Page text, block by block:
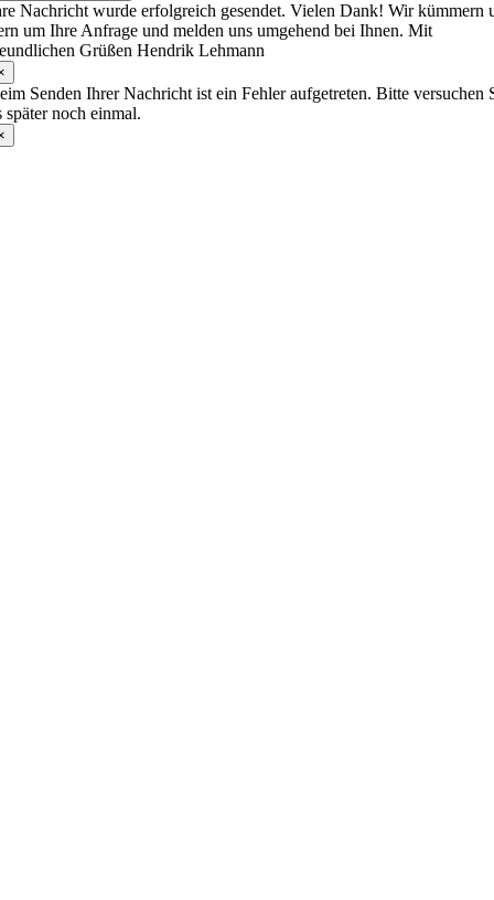
Nachricht wurde erfolgreich gesendet. Vielen Dank! Wir kümmern
um Ihre Anfrage und melden uns umgehend bei Ihnen. Mit
Grüßen Hendrik Lehmann
Senden Ihrer Nachricht ist ein Fehler aufgetreten. Bitte versuchen
später noch einmal.